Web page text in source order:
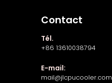
Contact
Tél.
+86 13610038794
E-mail:
mail@jlcpucooler.com